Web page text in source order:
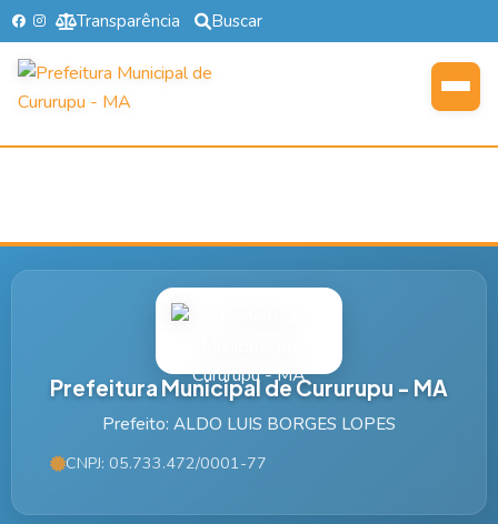
Transparência Buscar
Prefeitura Municipal de Cururupu - MA
Prefeito: ALDO LUIS BORGES LOPES
CNPJ: 05.733.472/0001-77